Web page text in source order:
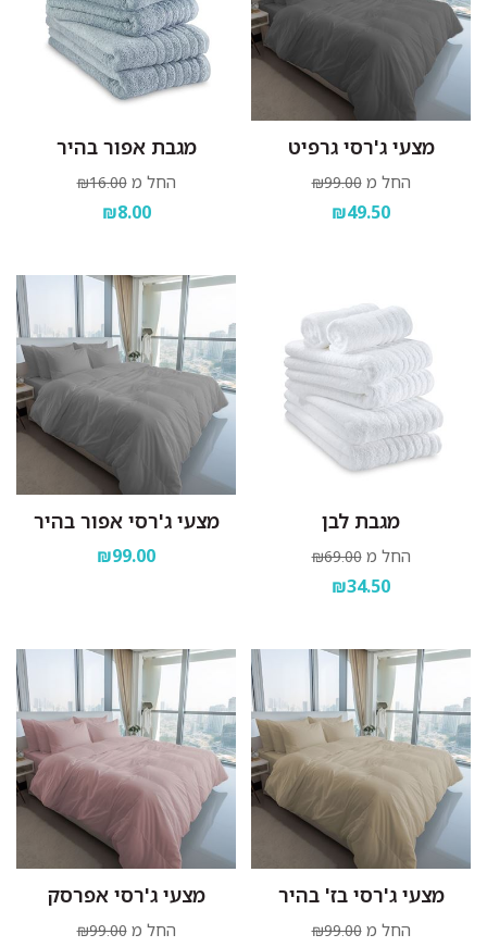
מצעי ג'רסי גרפיט
החל מ ₪99.00
₪49.50
מגבת אפור בהיר
החל מ ₪16.00
₪8.00
מגבת לבן
החל מ ₪69.00
₪34.50
מצעי ג'רסי אפור בהיר
₪99.00
מצעי ג'רסי בז' בהיר
החל מ ₪99.00
מצעי ג'רסי אפרסק
החל מ ₪99.00